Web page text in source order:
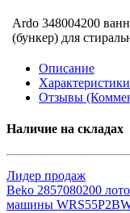
Ardo 348004200
(бункер) для
Описание
Характеристики
Отзывы
Наличие на складах
Лидер продаж
Beko 2857080200
машины